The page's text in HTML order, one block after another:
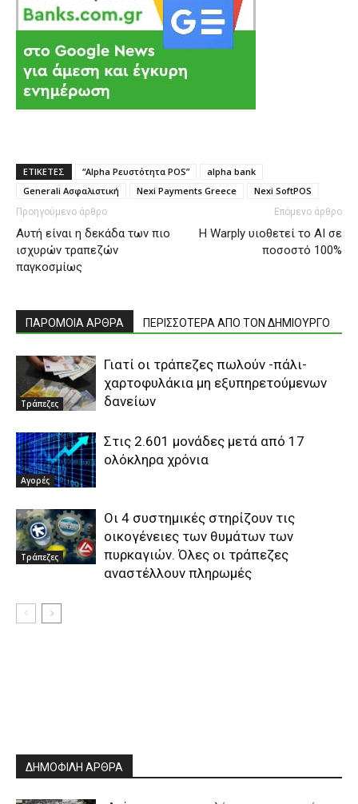
ΕΤΙΚΕΤΕΣ “Alpha Ρευστότητα POS”
alpha bank
Generali Ασφαλιστική
Nexi Payments Greece Nexi SoftPOS
Προηγούμενο άρθρο
Αυτή είναι η δεκάδα των πιο
ισχυρών τραπεζών
παγκοσμίως
Επόμενο άρθρο
Η Warply υιοθετεί το ΑΙ σε
ποσοστό 100%
ΠΑΡΟΜΟΙΑ ΑΡΘΡΑ ΠΕΡΙΣΣΟΤΕΡΑ ΑΠΟ ΤΟΝ ΔΗΜΙΟΥΡΓΟ
Τράπεζες
Γιατί οι τράπεζες πωλούν -πάλι-
χαρτοφυλάκια μη εξυπηρετούμενων
δανείων
Αγορές
Στις 2.601 μονάδες μετά από 17
ολόκληρα χρόνια
Τράπεζες
Οι 4 συστημικές στηρίζουν τις
οικογένειες των θυμάτων των
πυρκαγιών. Όλες οι τράπεζες
αναστέλλουν πληρωμές
ΔΗΜΟΦΙΛΗ ΑΡΘΡΑ